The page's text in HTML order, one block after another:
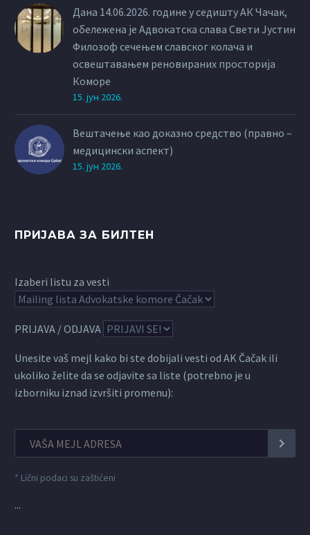
тражи „прихватање
реалности“.
Дана 14.06.2026. године у седишту АК Чачак,
обележена је Адвокатска слава Свети Јустин
Филозоф сечењем славског колача и
освештавањем реновираних просторија
Коморе
15. јун 2026.
Вештачење као доказно средство (правно –
медицински аспект)
15. јун 2026.
ПРИЈАВА ЗА БИЛТЕН
Izaberi listu za vesti
PRIJAVA / ODJAVA
Unesite vaš mejl kako bi ste dobijali vesti od AK Čačak ili
ukoliko želite da se odjavite sa liste (potrebno je u
izborniku iznad izvršiti promenu):
* Lični podaci su zaštićeni
...